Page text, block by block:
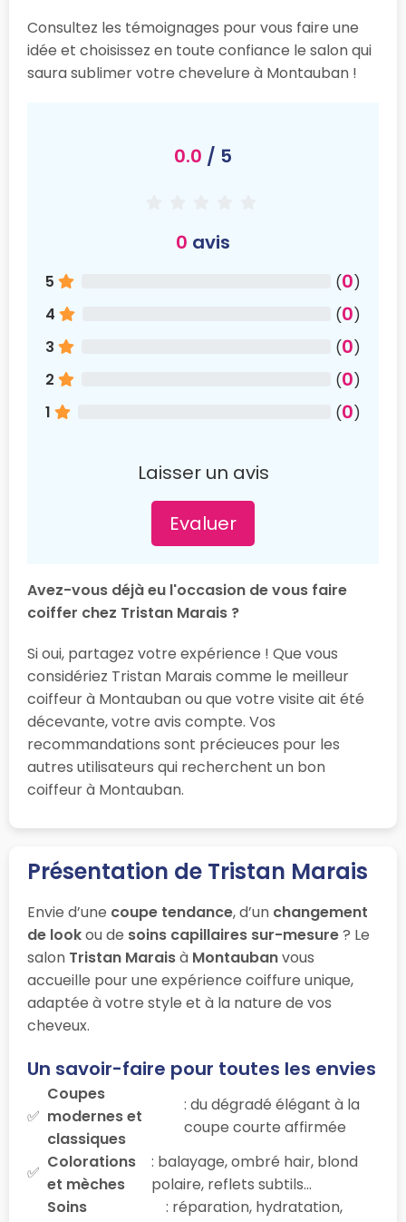
Consultez les témoignages pour vous faire une
idée et choisissez en toute confiance le salon qui
saura sublimer votre chevelure à Montauban !
0.0 / 5
0 avis
5 (0)
4
(0)
3
(0)
2
(0)
1
(0)
Laisser un avis
Evaluer
Avez-vous déjà eu l'occasion de vous faire
coiffer chez Tristan Marais ?
Si oui, partagez votre expérience ! Que vous
considériez Tristan Marais comme le meilleur
coiffeur à Montauban ou que votre visite ait été
décevante, votre avis compte. Vos
recommandations sont précieuces pour les
autres utilisateurs qui recherchent un bon
coiffeur à Montauban.
Présentation de Tristan Marais
Envie d’une coupe tendance, d’un changement
de lookou de soins capillaires sur-mesure? Le
salon Tristan Maraisà Montaubanvous
accueille pour une expérience coiffure unique,
adaptée à votre style et à la nature de vos
cheveux.
Un savoir-faire pour toutes les envies
Coupes
modernes et
classiques
: du dégradé élégant à la
coupe courte affirmée
Colorations
et mèches
: balayage, ombré hair, blond
polaire, reflets subtils…
Soins
: réparation, hydratation,